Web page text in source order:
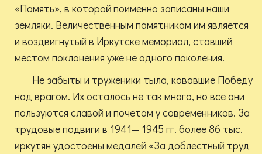
«Память», в которой поименно записаны наши
земляки. Величественным памятником им является
и воздвигнутый в Иркутске мемориал, ставший
местом поклонения уже не одного поколения.
Не забыты и труженики тыла, ковавшие Победу
над врагом. Их осталось не так много, но все они
пользуются славой и почетом у современников. За
трудовые подвиги в 1941— 1945 гг. более 86 тыс.
иркутян удостоены медалей «За доблестный труд